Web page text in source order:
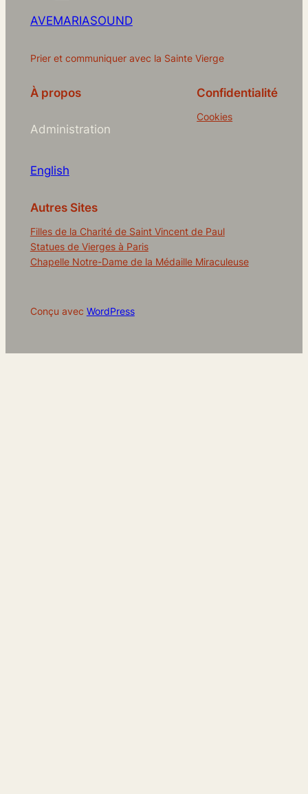
AVEMARIASOUND
Prier et communiquer avec la Sainte Vierge
À propos
Administration
English
Confidentialité
Cookies
Autres Sites
Filles de la Charité de Saint Vincent de Paul
Statues de Vierges à Paris
Chapelle Notre-Dame de la Médaille Miraculeuse
Conçu avec WordPress